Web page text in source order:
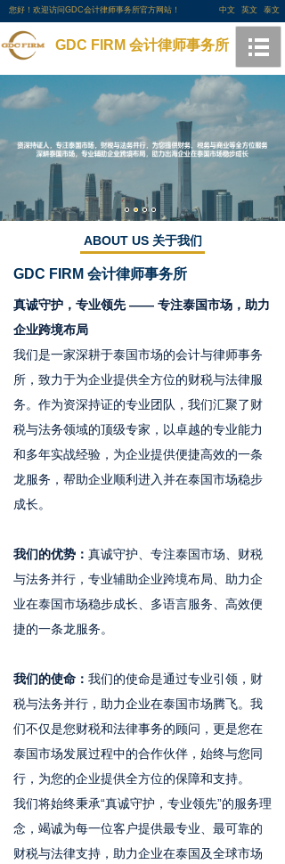
您好！欢迎访问GDC会计律师事务所官方网站！ 中文 英文 泰文
GDC FIRM 会计律师事务所
ABOUT US 关于我们
GDC FIRM 会计律师事务所
真诚守护，专业领先 —— 专注泰国市场，助力
企业跨境布局
我们是一家深耕于泰国市场的会计与律师事务
所，致力于为企业提供全方位的财税与法律服
务。作为资深持证的专业团队，我们汇聚了财
税与法务领域的顶级专家，以卓越的专业能力
和多年实战经验，为企业提供便捷高效的一条
龙服务，帮助企业顺利进入并在泰国市场稳步
成长。
我们的优势： 真诚守护、专注泰国市场、财税
与法务并行，专业辅助企业跨境布局、助力企
业在泰国市场稳步成长、多语言服务、高效便
捷的一条龙服务。
我们的使命： 我们的使命是通过专业引领，财
税与法务并行，助力企业在泰国市场腾飞。我
们不仅是您财税和法律事务的顾问，更是您在
泰国市场发展过程中的合作伙伴，始终与您同
行，为您的企业提供全方位的保障和支持。
我们将始终秉承“真诚守护，专业领先”的服务理
念，竭诚为每一位客户提供最专业、最可靠的
财税与法律支持，助力企业在泰国及全球市场